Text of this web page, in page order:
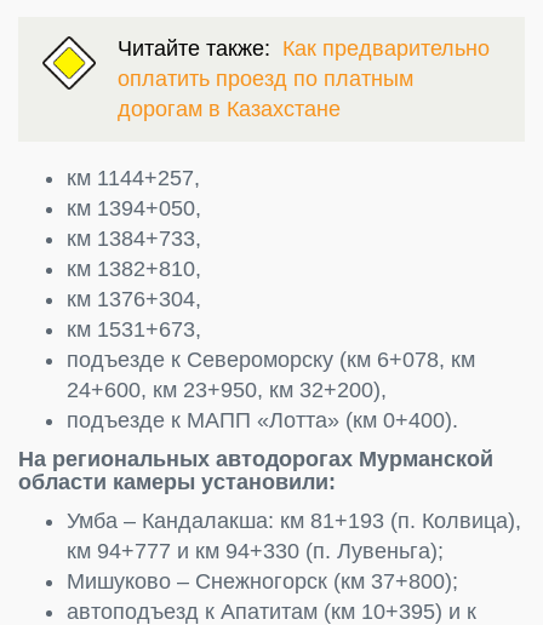
Читайте также: Как предварительно
оплатить проезд по платным
дорогам в Казахстане
км 1144+257,
км 1394+050,
км 1384+733,
км 1382+810,
км 1376+304,
км 1531+673,
подъезде к Североморску (км 6+078, км
24+600, км 23+950, км 32+200),
подъезде к МАПП «Лотта» (км 0+400).
На региональных автодорогах Мурманской
области камеры установили:
Умба – Кандалакша: км 81+193 (п. Колвица),
км 94+777 и км 94+330 (п. Лувеньга);
Мишуково – Снежногорск (км 37+800);
автоподъезд к Апатитам (км 10+395) и к